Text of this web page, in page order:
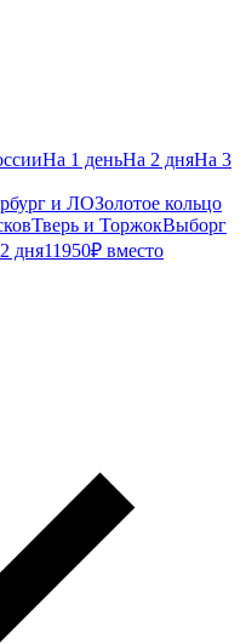
На 1 деньНа 2 дняНа 3
и ЛОЗолотое кольцо
Тверь и ТоржокВыборг
дня11950₽ вместо